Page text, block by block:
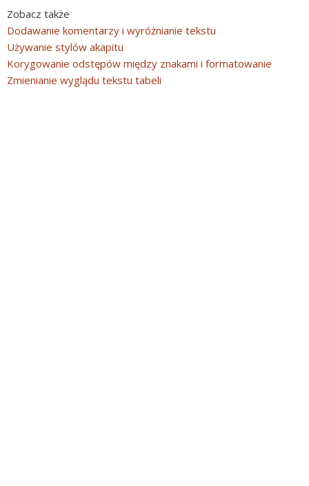
Zobacz także
Dodawanie komentarzy i wyróżnianie tekstu
Używanie stylów akapitu
Korygowanie odstępów między znakami i formatowanie
Zmienianie wyglądu tekstu tabeli